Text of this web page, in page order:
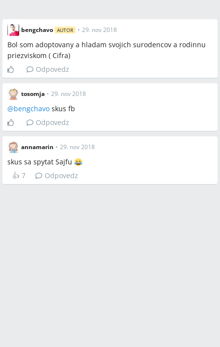
bengchavo AUTOR • 29. nov 2018
Bol som adoptovany a hladam svojich surodencov a rodinnu
priezviskom ( Cifra)
Odpovedz
tosomja • 29. nov 2018
@bengchavo skus fb
Odpovedz
annamarin • 29. nov 2018
skus sa spytat Sajfu
👍 7 Odpovedz